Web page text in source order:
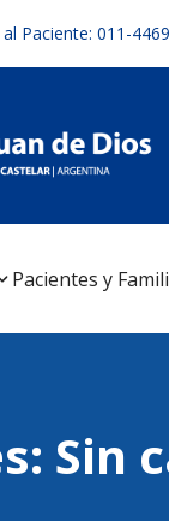
Paciente: 011-
Pacientes y
Sin